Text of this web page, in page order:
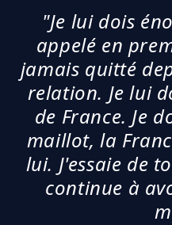
"Je lui dois
appelé en
jamais quitté
relation. Je lui
de France. Je
maillot, la
lui. J'essaie de
continue à